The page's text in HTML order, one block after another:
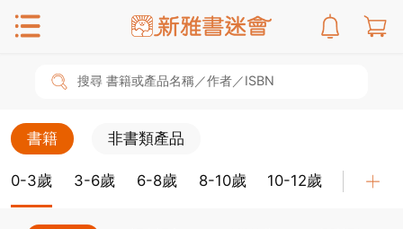
搜尋 書籍或產品名稱／作者／ISBN
書籍 非書類產品
0-3歲 3-6歲 6-8歲 8-10歲 10-12歲 教具